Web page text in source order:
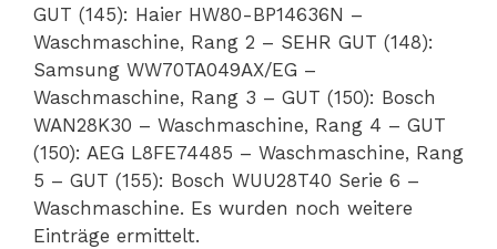
GUT (145): Haier HW80-BP14636N –
Waschmaschine, Rang 2 – SEHR GUT (148):
Samsung WW70TA049AX/EG –
Waschmaschine, Rang 3 – GUT (150): Bosch
WAN28K30 – Waschmaschine, Rang 4 – GUT
(150): AEG L8FE74485 – Waschmaschine, Rang
5 – GUT (155): Bosch WUU28T40 Serie 6 –
Waschmaschine. Es wurden noch weitere
Einträge ermittelt.